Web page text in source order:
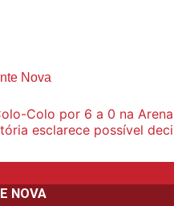
Nova
Colo por 6 a 0 na
esclarece possível
NOVA